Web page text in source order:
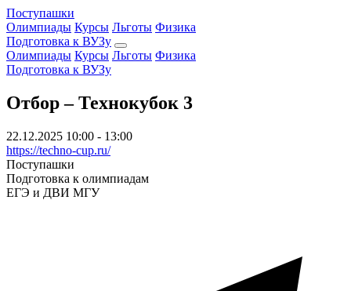
Поступашки
Олимпиады Курсы Льготы Физика
Подготовка к ВУЗу
Олимпиады Курсы Льготы Физика
Подготовка к ВУЗу
Отбор – Технокубок 3
22.12.2025 10:00 - 13:00
https://techno-cup.ru/
Поступашки
Подготовка к олимпиадам
ЕГЭ и ДВИ МГУ